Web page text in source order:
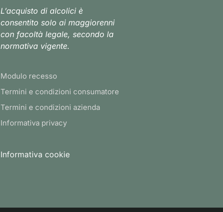
L’acquisto di alcolici è
consentito solo ai maggiorenni
con facoltà legale, secondo la
normativa vigente.
Modulo recesso
Termini e condizioni consumatore
Termini e condizioni azienda
Informativa privacy
Informativa cookie